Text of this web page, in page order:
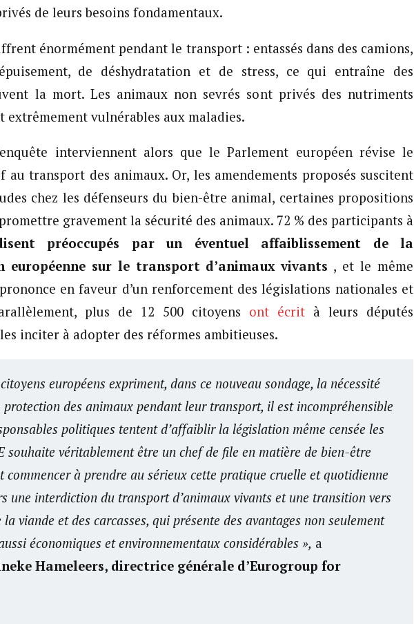
de leurs besoins fondamentaux.
énormément pendant le transport : entassés dans des camions,
de déshydratation et de stress, ce qui entraîne des
la mort. Les animaux non sevrés sont privés des nutriments
extrêmement vulnérables aux maladies.
interviennent alors que le Parlement européen révise le
transport des animaux. Or, les amendements proposés suscitent
chez les défenseurs du bien-être animal, certaines propositions
gravement la sécurité des animaux. 72 % des participants à
préoccupés par un éventuel affaiblissement de la
européenne sur le transport d’animaux vivants , et le même
en faveur d’un renforcement des législations nationales et
plus de 12 500 citoyens ont écrit à leurs députés
inciter à adopter des réformes ambitieuses.
européens expriment, dans ce nouveau sondage, la nécessité
protection des animaux pendant leur transport, il est incompréhensible
politiques tentent d’affaiblir la législation même censée les
souhaite véritablement être un chef de file en matière de bien-être
commencer à prendre au sérieux cette pratique cruelle et quotidienne
une interdiction du transport d’animaux vivants et une transition vers
la viande et des carcasses, qui présente des avantages non seulement
économiques et environnementaux considérables », a
Hameleers, directrice générale d’Eurogroup for